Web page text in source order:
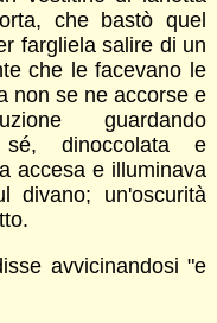
che bastò quel
fargliela salire di un
che le facevano le
non se ne accorse e
guardando
sé, dinoccolata e
accesa e illuminava
divano; un'oscurità
avvicinandosi "e